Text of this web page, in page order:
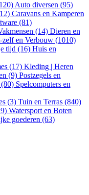
Auto diversen (95)
Caravans en Kamperen
(81)
(14) Dieren en
zelf en Verbouw (1010)
tijd (16) Huis en
(17) Kleding | Heren
(9) Postzegels en
Spelcomputers en
(3) Tuin en Terras (840)
Watersport en Boten
goederen (63)